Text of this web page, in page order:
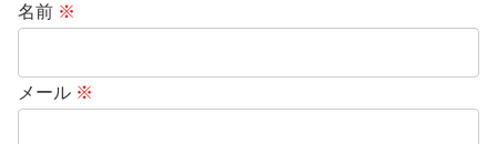
名前 ※
メール ※